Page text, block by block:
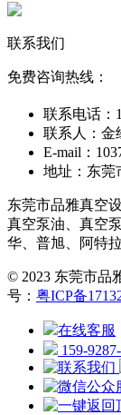
联系我们
免费咨询热线：
联系电话：
联系人：金
E-mail：
地址：东莞
东莞市品雅真空
真空泵油、真空
华、普旭、阿特
© 2023 东莞市品
号： 粤ICP备
在线客服
159-